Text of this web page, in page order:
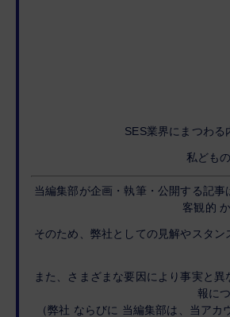
SES業界にまつわ
私ども
当編集部が企画・執筆・公開する記
客観的
そのため、弊社としての見解やスタ
また、さまざまな要因により事実と
報に
（弊社 ならびに 当編集部は、当ア